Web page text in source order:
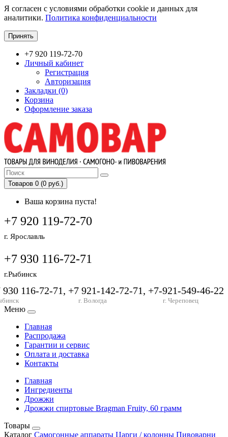
Я согласен с условиями обработки cookie и данных для
аналитики. Политика конфиденциальности
Принять
+7 920 119-72-70
Личный кабинет
Регистрация
Авторизация
Закладки (0)
Корзина
Оформление заказа
Товаров 0 (0 руб.)
Ваша корзина пуста!
+7 920 119-72-70
г. Ярославль
+7 930 116-72-71
г.Рыбинск
116-72-71, +7 921-142-72-71, +7-921-549-46-22
г. Вологда г. Череповец
Меню
Главная
Распродажа
Гарантии и сервис
Оплата и доставка
Контакты
Главная
Ингредиенты
Дрожжи
Дрожжи спиртовые Bragman Fruity, 60 грамм
Товары
Каталог Самогонные аппараты Царги / колонны Пивоварни